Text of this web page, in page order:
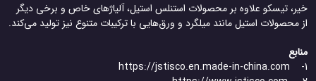
خیر، تیسکو علاوه بر محصولات استنلس استیل، آلیاژهای خاص و برخی دیگر
از محصولات استیل مانند میلگرد و ورق‌هایی با ترکیبات متنوع نیز تولید می‌کند.
منابع
1- https://jstisco.en.made-in-china.com